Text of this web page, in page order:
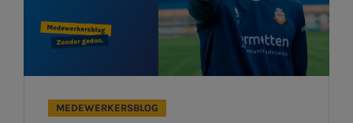
MEDEWERKERSBLOG